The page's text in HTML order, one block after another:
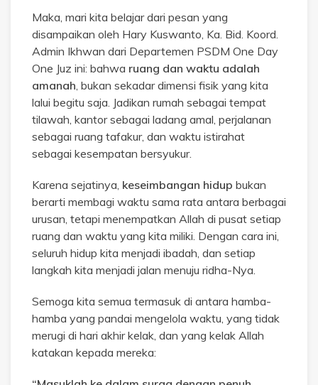
Maka, mari kita belajar dari pesan yang
disampaikan oleh Hary Kuswanto, Ka. Bid. Koord.
Admin Ikhwan dari Departemen PSDM One Day
One Juz ini: bahwa ruang dan waktu adalah
amanah , bukan sekadar dimensi fisik yang kita
lalui begitu saja. Jadikan rumah sebagai tempat
tilawah, kantor sebagai ladang amal, perjalanan
sebagai ruang tafakur, dan waktu istirahat
sebagai kesempatan bersyukur.
Karena sejatinya, keseimbangan hidup bukan
berarti membagi waktu sama rata antara berbagai
urusan, tetapi menempatkan Allah di pusat setiap
ruang dan waktu yang kita miliki. Dengan cara ini,
seluruh hidup kita menjadi ibadah, dan setiap
langkah kita menjadi jalan menuju ridha-Nya.
Semoga kita semua termasuk di antara hamba-
hamba yang pandai mengelola waktu, yang tidak
merugi di hari akhir kelak, dan yang kelak Allah
katakan kepada mereka: